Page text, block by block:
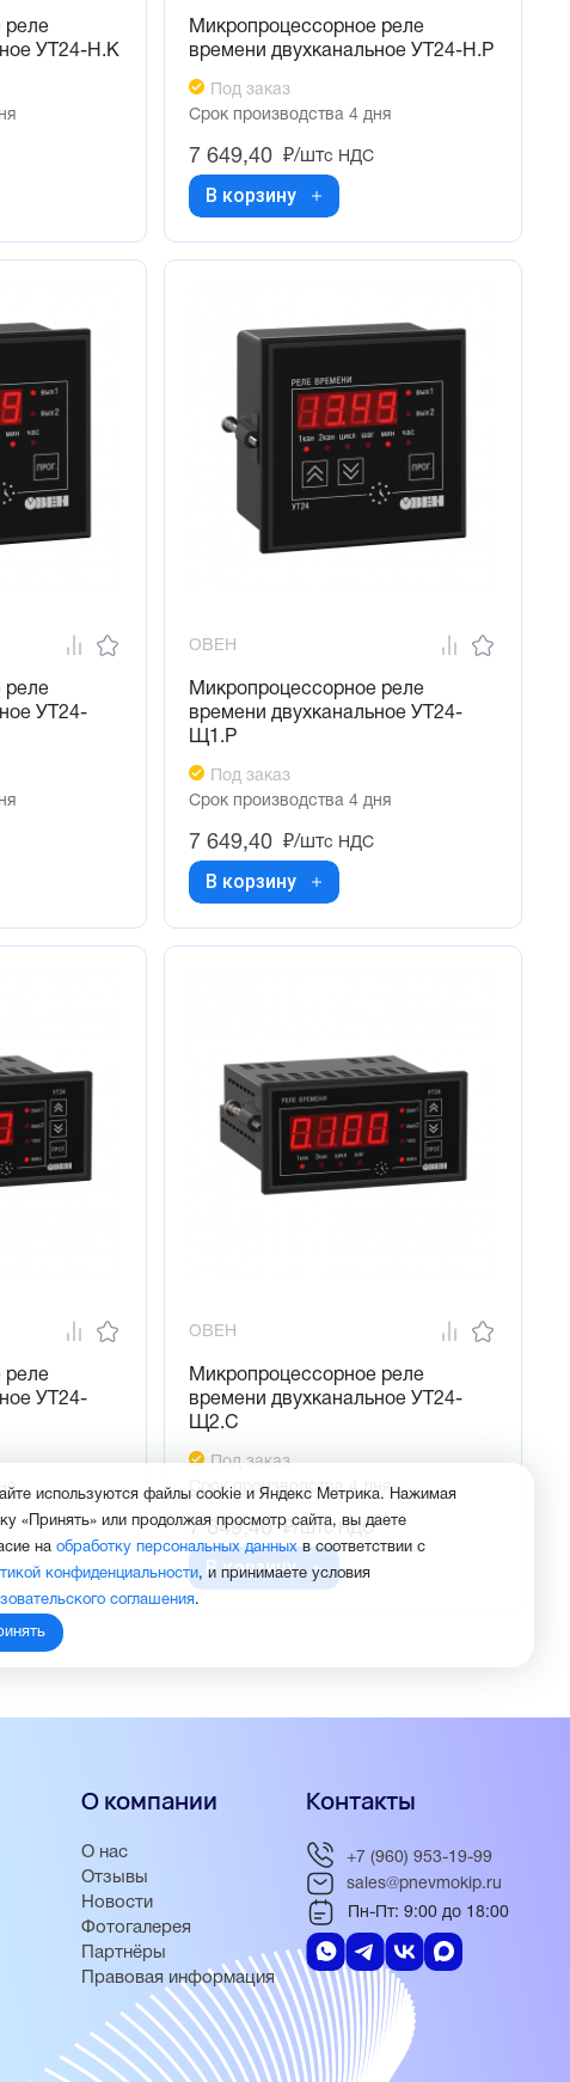
реле
УТ24-Н.К
Микропроцессорное реле
времени двухканальное УТ24-Н.Р
Под заказ
Срок производства 4 дня
7 649,40 ₽/штс НДС
В корзину
реле
УТ24-
ОВЕН
Микропроцессорное реле
времени двухканальное УТ24-
Щ1.Р
Под заказ
Срок производства 4 дня
7 649,40 ₽/штс НДС
В корзину
реле
УТ24-
ОВЕН
Микропроцессорное реле
времени двухканальное УТ24-
Щ2.С
Под заказ
Срок производства 4 дня
7 649,40 ₽/штс НДС
В корзину
О компании
О нас
Отзывы
Новости
Фотогалерея
Партнёры
Правовая информация
Контакты
+7 (960) 953-19-99
sales@pnevmokip.ru
Пн-Пт: 9:00 до 18:00
используются файлы cookie и Яндекс Метрика. Нажимая
«Принять» или продолжая просмотр сайта, вы даете
на обработку персональных данныхв соответствии с
конфиденциальности, и принимаете условия
соглашения.